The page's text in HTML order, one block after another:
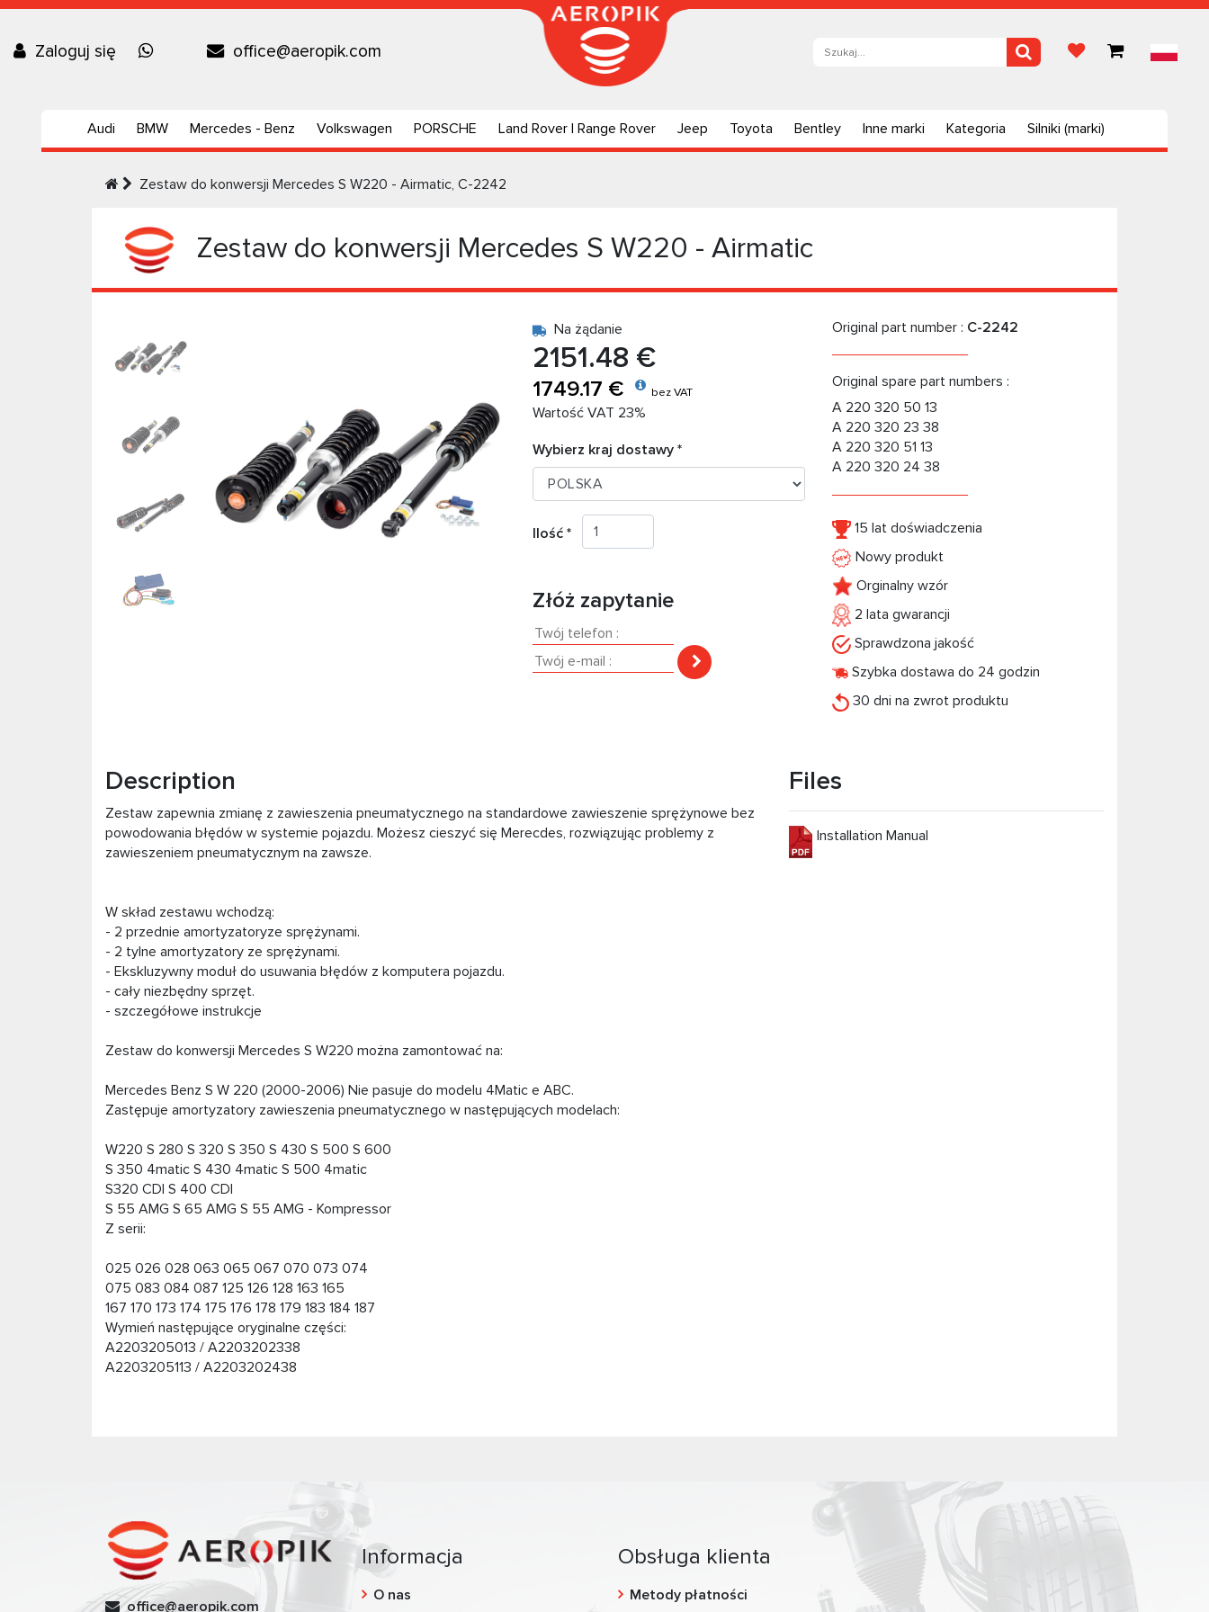
Zaloguj się office@aeropik.com
Audi BMW Mercedes - Benz Volkswagen PORSCHE Land Rover | Range Rover Jeep Toyota Bentley Inne marki Kategoria Silniki (marki)
Zestaw do konwersji Mercedes S W220 - Airmatic, C-2242
Zestaw do konwersji Mercedes S W220 - Airmatic
Na żądanie
2151.48 €
1749.17 € bez VAT
Wartość VAT 23%
Wybierz kraj dostawy *
Ilość *
Złóż zapytanie
Original part number : C-2242
Original spare part numbers :
A 220 320 50 13
A 220 320 23 38
A 220 320 51 13
A 220 320 24 38
15 lat doświadczenia
Nowy produkt
Orginalny wzór
2 lata gwarancji
Sprawdzona jakość
Szybka dostawa do 24 godzin
30 dni na zwrot produktu
Description
Zestaw zapewnia zmianę z zawieszenia pneumatycznego na standardowe zawieszenie sprężynowe bez
powodowania błędów w systemie pojazdu. Możesz cieszyć się Merecdes, rozwiązując problemy z
zawieszeniem pneumatycznym na zawsze.
W skład zestawu wchodzą:
- 2 przednie amortyzatoryze sprężynami.
- 2 tylne amortyzatory ze sprężynami.
- Ekskluzywny moduł do usuwania błędów z komputera pojazdu.
- cały niezbędny sprzęt.
- szczegółowe instrukcje
Zestaw do konwersji Mercedes S W220 można zamontować na:
Mercedes Benz S W 220 (2000-2006) Nie pasuje do modelu 4Matic e ABC.
Zastępuje amortyzatory zawieszenia pneumatycznego w następujących modelach:
W220 S 280 S 320 S 350 S 430 S 500 S 600
S 350 4matic S 430 4matic S 500 4matic
S320 CDI S 400 CDI
S 55 AMG S 65 AMG S 55 AMG - Kompressor
Z serii:
025 026 028 063 065 067 070 073 074
075 083 084 087 125 126 128 163 165
167 170 173 174 175 176 178 179 183 184 187
Wymień następujące oryginalne części:
A2203205013 / A2203202338
A2203205113 / A2203202438
Files
Installation Manual
office@aeropik.com
Informacja
O nas
Obsługa klienta
Metody płatności